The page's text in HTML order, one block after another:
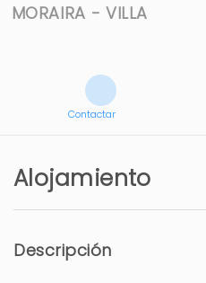
MORAIRA - VILLA
Contactar
Alojamiento
Descripción